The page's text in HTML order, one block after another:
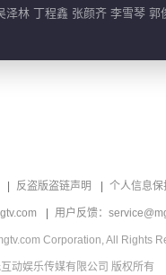
林 丁程鑫 张颜齐 李雪琴
反盗版盗链声明 个人信息保
用户反馈：
Corporation, All Rights
动娱乐传媒有限公司 版权所有